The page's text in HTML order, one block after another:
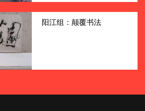
阳江组：颠覆书法